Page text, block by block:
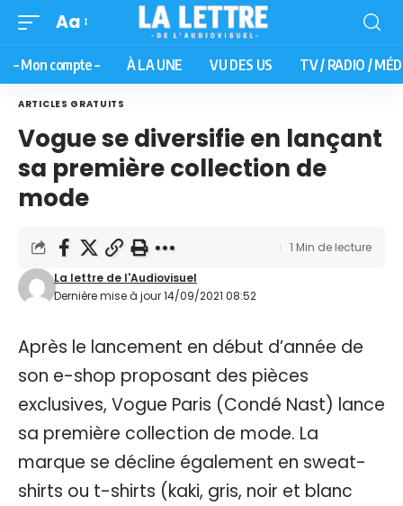
Aa
– Mon compte – À LA UNE VU DES US TV / RADIO /
ARTICLES GRATUITS
Vogue se diversifie en lançant
sa première collection de
mode
Dernière mise à jour 14/09/2021 08:52
La lettre de l'Audiovisuel
1 Min de lecture
Après le lancement en début d’année de
son e-shop proposant des pièces
exclusives, Vogue Paris (Condé Nast) lance
sa première collection de mode. La
marque se décline également en sweat-
shirts ou t-shirts (kaki, gris, noir et blanc